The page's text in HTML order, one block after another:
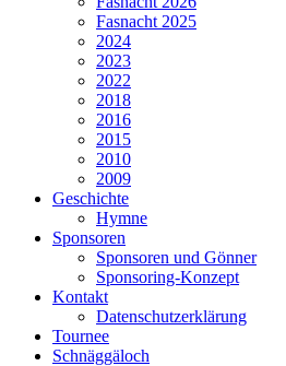
Fasnacht 2025
2024
2023
2022
2018
2016
2015
2010
2009
Geschichte
Hymne
Sponsoren
Sponsoren und Gönner
Sponsoring-Konzept
Kontakt
Datenschutzerklärung
Tournee
Schnäggäloch